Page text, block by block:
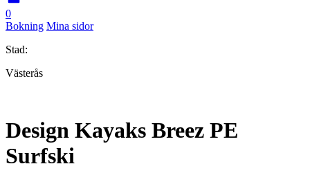
0
Bokning Mina sidor
Stad:
Västerås
Design Kayaks Breez PE
Surfski